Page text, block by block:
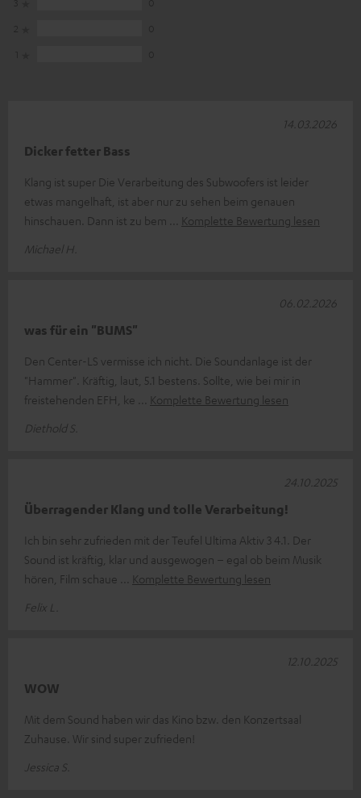
Dicker fetter Bass
Klang ist super Die Verarbeitung des Subwoofers ist leider
etwas mangelhaft, ist aber nur zu sehen beim genauen
hinschauen. Dann ist zu bem
Komplette Bewertung lesen
Michael H.
14.03.2026
was für ein "BUMS"
Den Center-LS vermisse ich nicht. Die Soundanlage ist der
"Hammer". Kräftig, laut, 5.1 bestens. Sollte, wie bei mir in
freistehenden EFH, ke
Komplette Bewertung lesen
Diethold S.
06.02.2026
Überragender Klang und tolle Verarbeitung!
Ich bin sehr zufrieden mit der Teufel Ultima Aktiv 3 4.1. Der
Sound ist kräftig, klar und ausgewogen – egal ob beim Musik
hören, Film schaue
Komplette Bewertung lesen
Felix L.
24.10.2025
WOW
Mit dem Sound haben wir das Kino bzw. den Konzertsaal
Zuhause. Wir sind super zufrieden!
Jessica S.
12.10.2025